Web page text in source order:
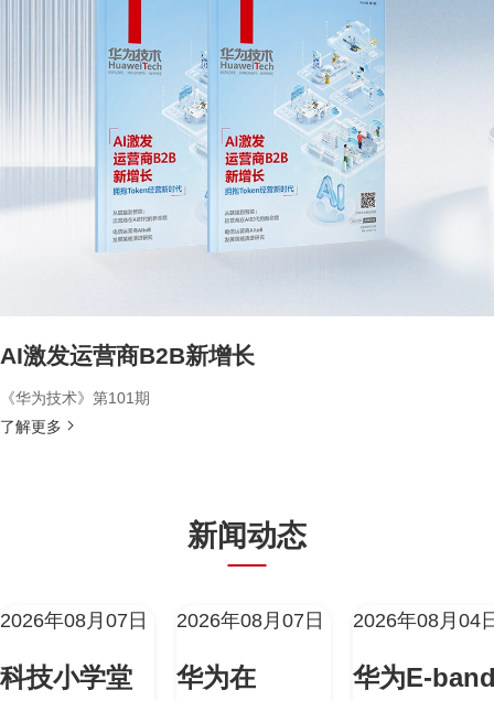
AI激发运营商B2B新增长
《华为技术》第101期
了解更多
新闻动态
2026年08月07日
科技小学堂
2026年08月07日
华为在
2026年08月04
华为E-